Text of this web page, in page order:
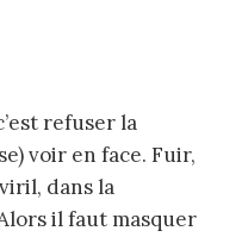
refuser la
voir en face. Fuir,
dans la
il faut masquer